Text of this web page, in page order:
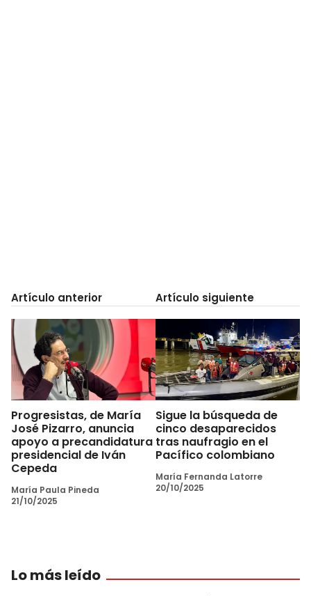
Artículo anterior
Progresistas, de María
José Pizarro, anuncia
apoyo a precandidatura
presidencial de Iván
Cepeda
María Paula Pineda
21/10/2025
Artículo siguiente
Sigue la búsqueda de
cinco desaparecidos
tras naufragio en el
Pacífico colombiano
María Fernanda Latorre
20/10/2025
Lo más leído